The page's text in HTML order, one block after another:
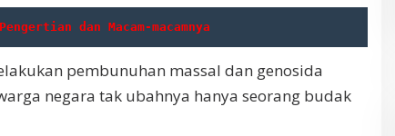
dan Macam-macamnya
pembunuhan massal dan genosida
negara tak ubahnya hanya seorang budak